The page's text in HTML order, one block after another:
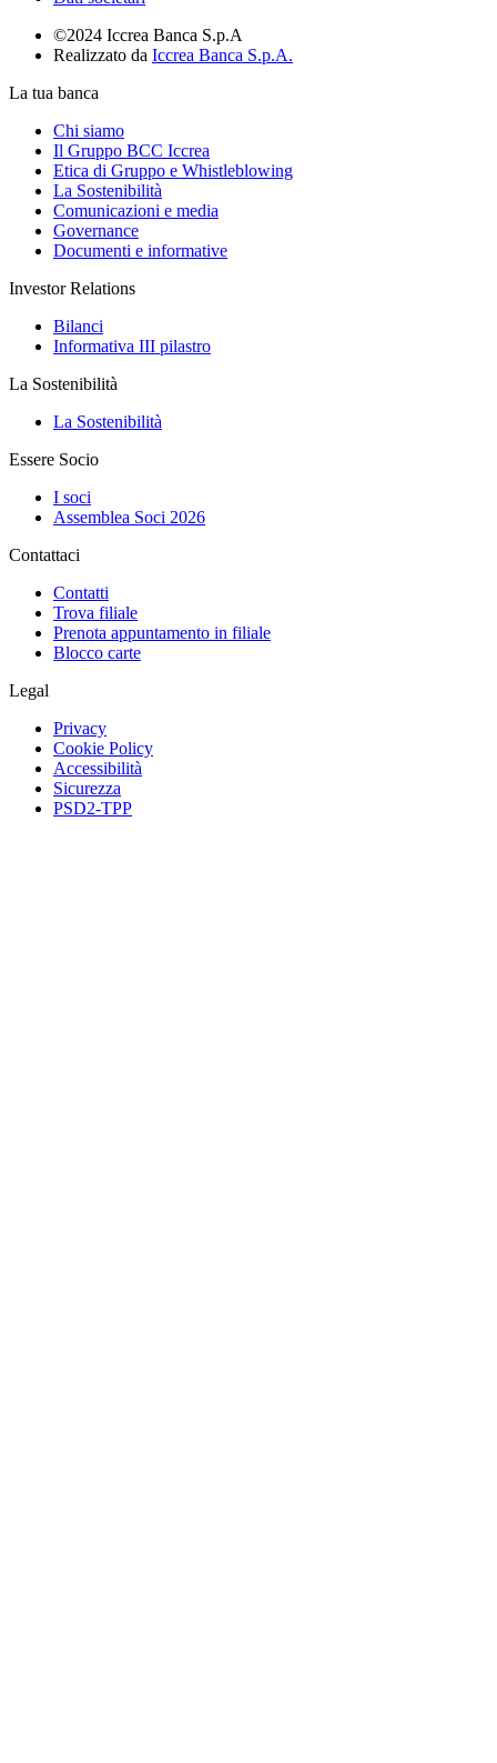
©2024 Iccrea Banca S.p.A
Realizzato da Iccrea Banca S.p.A.
La tua banca
Chi siamo
Il Gruppo BCC Iccrea
Etica di Gruppo e Whistleblowing
La Sostenibilità
Comunicazioni e media
Governance
Documenti e informative
Investor Relations
Bilanci
Informativa III pilastro
La Sostenibilità
La Sostenibilità
Essere Socio
I soci
Assemblea Soci 2026
Contattaci
Contatti
Trova filiale
Prenota appuntamento in filiale
Blocco carte
Legal
Privacy
Cookie Policy
Accessibilità
Sicurezza
PSD2-TPP